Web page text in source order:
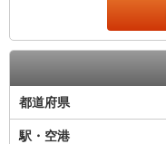
都道府県
駅・空港